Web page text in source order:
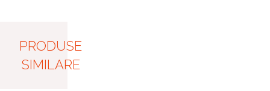
PRODUSE
SIMILARE